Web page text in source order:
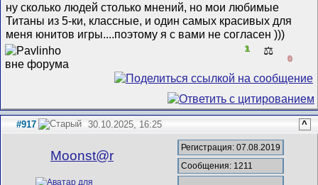
ну сколько людей столько мнений, но мои любимые
Титаны из 5-ки, классные, и один самых красивых для
меня юнитов игры....поэтому я с вами не согласен )))
1 ⚖️
0
#917 30.10.2025, 16:25 ^
Mооnst@r
Регистрация: 07.08.2019
Сообщения: 1211